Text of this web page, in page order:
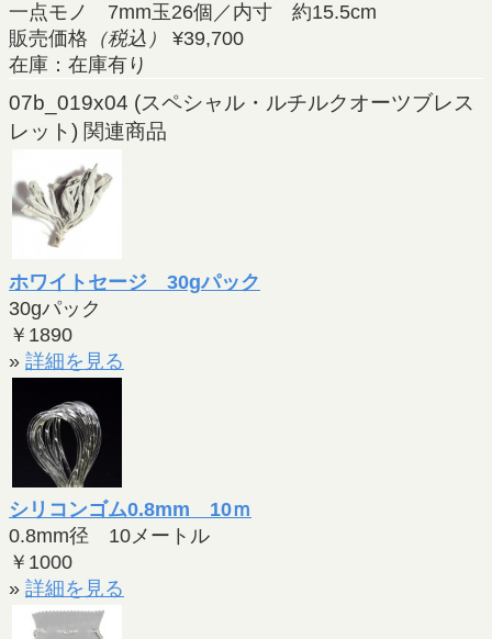
一点モノ 7mm玉26個／内寸 約15.5cm
販売価格 （税込）
¥39,700
在庫：在庫有り
07b_019x04 (スペシャル・ルチルクオーツブレス
レット) 関連商品
ホワイトセージ 30gパック
30gパック
￥1890
» 詳細を見る
シリコンゴム0.8mm 10ｍ
0.8mm径 10メートル
￥1000
» 詳細を見る